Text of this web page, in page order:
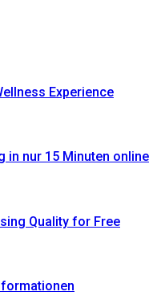
Experience
in nur 15 Minuten online
Quality for Free